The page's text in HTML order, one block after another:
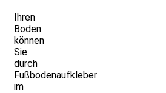
Ihren
Boden
können
Sie
durch
Fußbodenaufkleber
im